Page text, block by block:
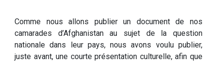
Comme nous allons publier un document de nos
camarades d’Afghanistan au sujet de la question
nationale dans leur pays, nous avons voulu publier,
juste avant, une courte présentation culturelle, afin que